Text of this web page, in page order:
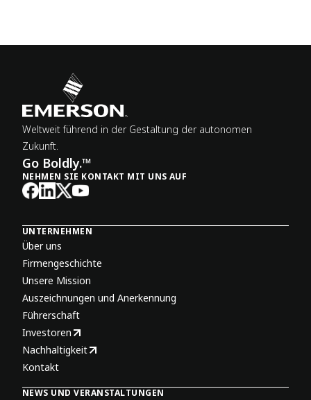
Weltweit führend in der Gestaltung der autonomen
Zukunft.
Go Boldly.™
NEHMEN SIE KONTAKT MIT UNS AUF
UNTERNEHMEN
Über uns
Firmengeschichte
Unsere Mission
Auszeichnungen und Anerkennung
Führerschaft
Investoren
Nachhaltigkeit
Kontakt
NEWS UND VERANSTALTUNGEN